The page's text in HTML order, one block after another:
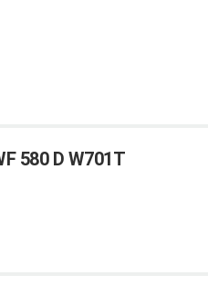
580 D W701T